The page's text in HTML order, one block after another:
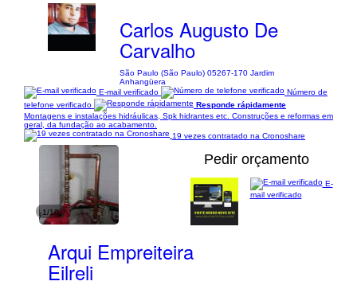
Carlos Augusto De
Carvalho
São Paulo (São Paulo) 05267-170 Jardim
Anhangüera
E-mail verificado
Número de
telefone verificado
Responde rápidamente
Montagens e instalações hidráulicas, Spk hidrantes etc. Construções e reformas em
geral, da fundação ao acabamento.
19 vezes contratado na Cronoshare
1/10
Pedir orçamento
Arqui Empreiteira
Eilreli
E-
mail verificado